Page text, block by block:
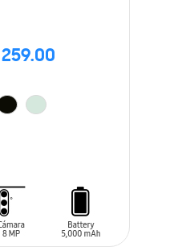
259.00